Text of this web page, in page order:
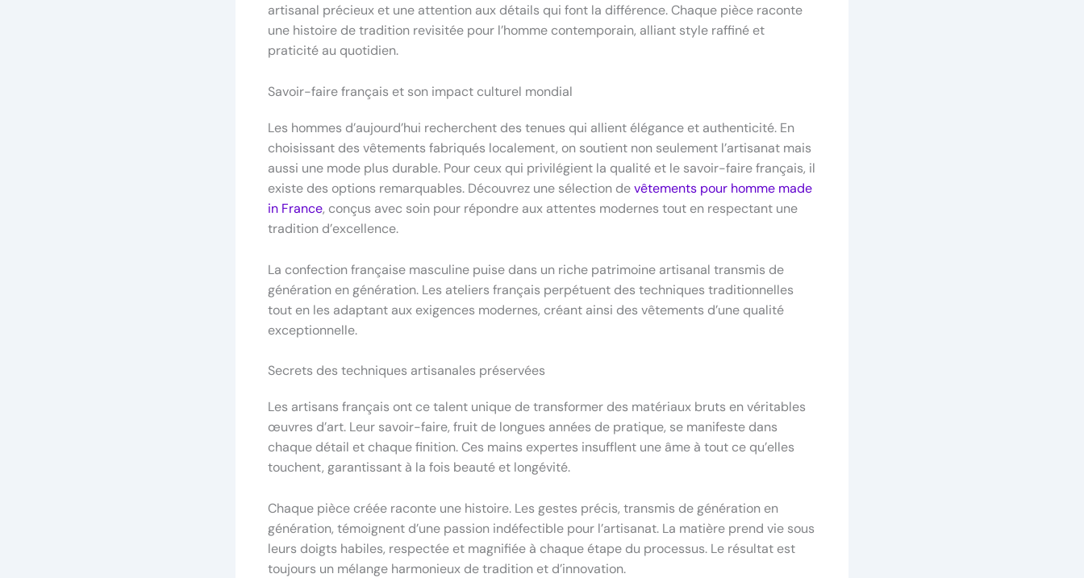
artisanal précieux et une attention aux détails qui font la différence. Chaque pièce raconte
une histoire de tradition revisitée pour l’homme contemporain, alliant style raffiné et
praticité au quotidien.
Savoir-faire français et son impact culturel mondial
Les hommes d’aujourd’hui recherchent des tenues qui allient élégance et authenticité. En
choisissant des vêtements fabriqués localement, on soutient non seulement l’artisanat mais
aussi une mode plus durable. Pour ceux qui privilégient la qualité et le savoir-faire français, il
existe des options remarquables. Découvrez une sélection devêtements pour homme made
in France, conçus avec soin pour répondre aux attentes modernes tout en respectant une
tradition d’excellence.
La confection française masculine puise dans un riche patrimoine artisanal transmis de
génération en génération. Les ateliers français perpétuent des techniques traditionnelles
tout en les adaptant aux exigences modernes, créant ainsi des vêtements d’une qualité
exceptionnelle.
Secrets des techniques artisanales préservées
Les artisans français ont ce talent unique de transformer des matériaux bruts en véritables
œuvres d’art. Leur savoir-faire, fruit de longues années de pratique, se manifeste dans
chaque détail et chaque finition. Ces mains expertes insufflent une âme à tout ce qu’elles
touchent, garantissant à la fois beauté et longévité.
Chaque pièce créée raconte une histoire. Les gestes précis, transmis de génération en
génération, témoignent d’une passion indéfectible pour l’artisanat. La matière prend vie sous
leurs doigts habiles, respectée et magnifiée à chaque étape du processus. Le résultat est
toujours un mélange harmonieux de tradition et d’innovation.